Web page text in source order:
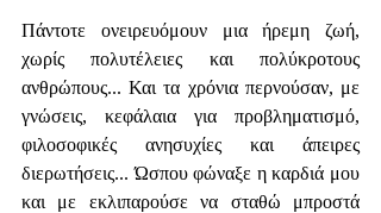
Πάντοτε ονειρευόμουν μια ήρεμη ζωή,
χωρίς πολυτέλειες και πολύκροτους
ανθρώπους... Και τα χρόνια περνούσαν, με
γνώσεις, κεφάλαια για προβληματισμό,
φιλοσοφικές ανησυχίες και άπειρες
διερωτήσεις... Ώσπου φώναξε η καρδιά μου
και με εκλιπαρούσε να σταθώ μπροστά